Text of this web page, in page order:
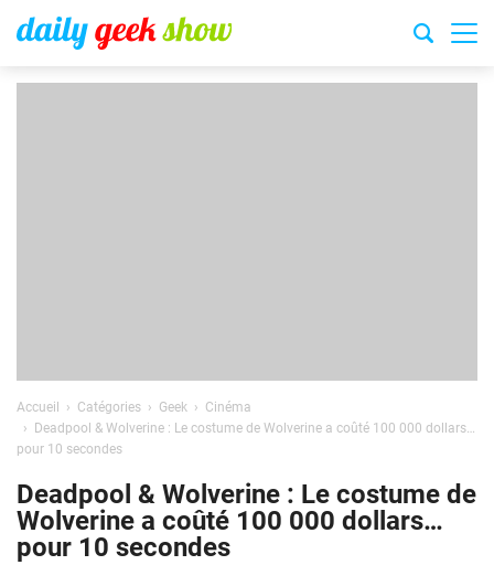
Accueil Catégories Geek
Cinéma
Deadpool & Wolverine : Le costume de Wolverine a coûté 100 000 dollars…
pour 10 secondes
Deadpool & Wolverine : Le costume de
Wolverine a coûté 100 000 dollars…
pour 10 secondes